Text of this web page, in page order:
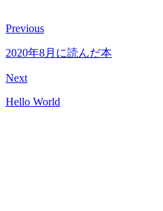
Previous
2020年8月に読んだ本
Next
Hello World